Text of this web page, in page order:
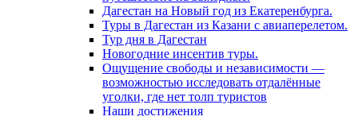
Дагестан на Новый год из Екатеренбурга.
Туры в Дагестан из Казани с авиаперелетом.
Тур дня в Дагестан
Новогодние инсентив туры.
Ощущение свободы и независимости —
возможностью исследовать отдалённые
уголки, где нет толп туристов
Наши достижения